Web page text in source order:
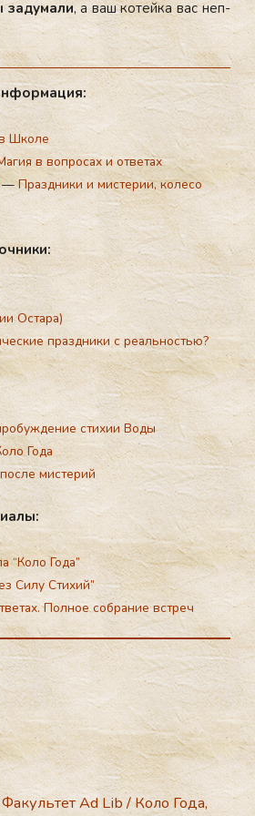
за­дума­ли, а ваш ко­тей­ка вас неп­
в Школе
в вопросах и ответах
Праздники и мистерии, колесо
Остара)
праздники с реальностью?
стихии Воды
Года
мистерий
“Коло Года”
Силу Стихий”
Полное собрание встреч
Факультет Ad Lib/Коло Года,